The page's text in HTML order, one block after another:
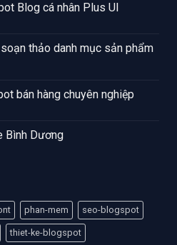
Blog cá nhân Plus UI
thảo danh mục sản phẩm
bán hàng chuyên nghiệp
Bình Dương
phan-mem seo-blogspot
thiet-ke-blogspot